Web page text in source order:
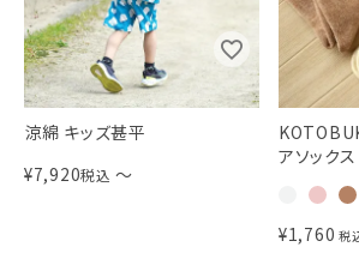
ギフトを探す
ブランドから探す
特集
涼綿 キッズ甚平
¥7,920税込 〜
アソック
¥1,760 税